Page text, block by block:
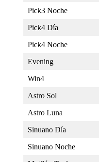
Pick3 Noche
Pick4 Día
Pick4 Noche
Evening
Win4
Astro Sol
Astro Luna
Sinuano Día
Sinuano Noche